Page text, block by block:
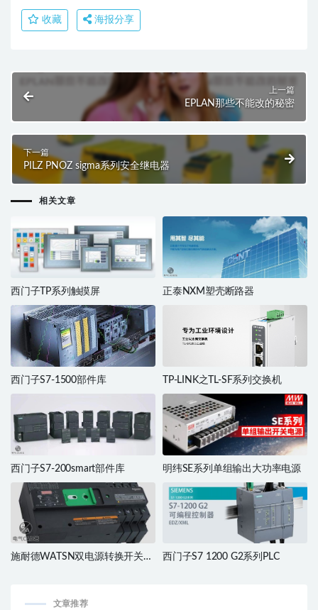
收藏 海报分享
上一篇
EPLAN那些不能改的秘密
下一篇
PILZ PNOZ sigma系列安全继电器
相关文章
西门子TP系列触摸屏 正泰NXM塑壳断路器
西门子S7-1500部件库 TP-LINK之TL-SF系列交换机
西门子S7-200smart部件库 明纬SE系列单组输出大功率电源
施耐德WATSN双电源转换开关部
西门子S7 1200 G2系列PLC
文章推荐